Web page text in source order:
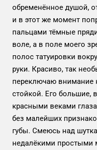
обременённое душой,
и в этот же момент
пальцами тёмные
воле, а в поле моего
полос татуировки
руки. Красиво, так
переключаю внимание
стойкой. Его большие,
красными веками
без малейших
губы. Смеюсь над
недалёкими простыми